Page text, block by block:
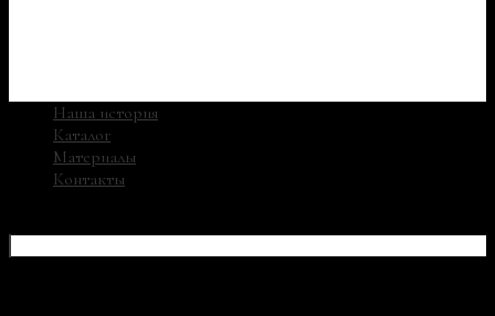
Наша история
Каталог
Материалы
Контакты